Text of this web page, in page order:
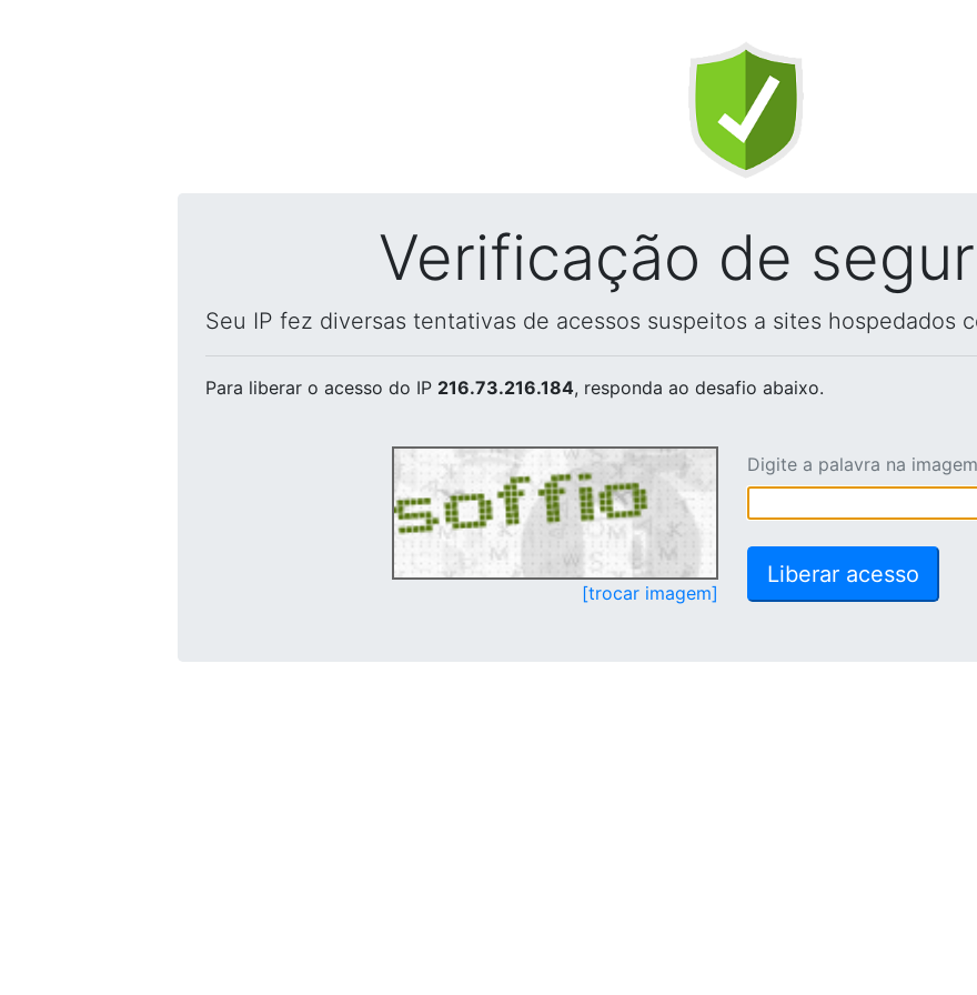
Verificação de
Seu IP fez diversas tentativas de acessos suspeitos a sites hospedados
Para liberar o acesso do IP 216.73.216.184, responda ao desafio abaixo.
[trocar imagem]
Digite a palavra na